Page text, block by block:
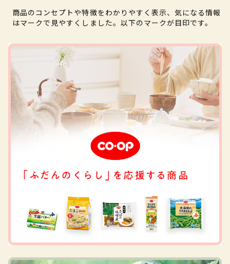
商品のコンセプトや特徴をわかりやすく表示、気になる情報
はマークで見やすくしました。以下のマークが目印です。